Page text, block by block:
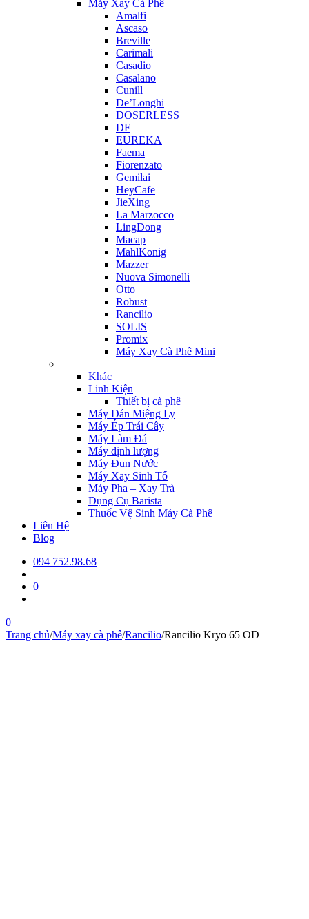
Máy Xay Cà Phê
Amalfi
Ascaso
Breville
Carimali
Casadio
Casalano
Cunill
De’Longhi
DOSERLESS
DF
EUREKA
Faema
Fiorenzato
Gemilai
HeyCafe
JieXing
La Marzocco
LingDong
Macap
MahlKonig
Mazzer
Nuova Simonelli
Otto
Robust
Rancilio
SOLIS
Promix
Máy Xay Cà Phê Mini
Khác
Linh Kiện
Thiết bị cà phê
Máy Dán Miệng Ly
Máy Ép Trái Cây
Máy Làm Đá
Máy định lượng
Máy Đun Nước
Máy Xay Sinh Tố
Máy Pha – Xay Trà
Dụng Cụ Barista
Thuốc Vệ Sinh Máy Cà Phê
Liên Hệ
Blog
094 752.98.68
0
0
Trang chủ/Máy xay cà phê/Rancilio/Rancilio Kryo 65 OD